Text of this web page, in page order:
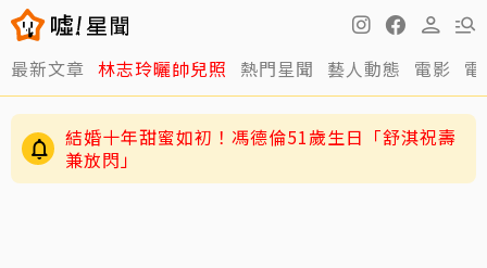
最新文章 林志玲曬帥兒照 熱門星聞 藝人動態 電影
結婚十年甜蜜如初！馮德倫51歲生日「舒淇祝壽
兼放閃」